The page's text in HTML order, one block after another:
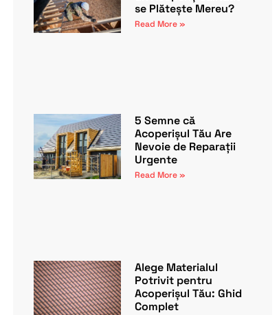
se Plătește Mereu?
Read More »
5 Semne că
Acoperișul Tău Are
Nevoie de Reparații
Urgente
Read More »
Alege Materialul
Potrivit pentru
Acoperișul Tău: Ghid
Complet